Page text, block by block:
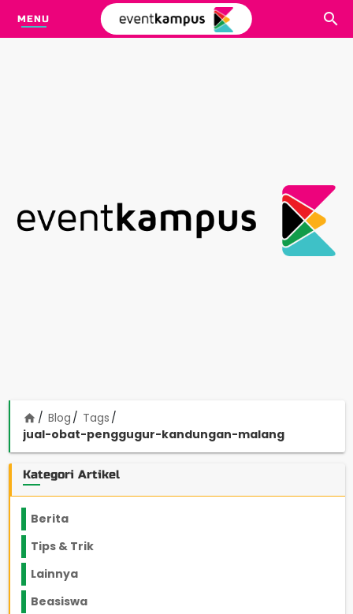
MENU
home Blog
Tags
jual-obat-penggugur-kandungan-malang
Kategori Artikel
Berita
Tips & Trik
Lainnya
Beasiswa